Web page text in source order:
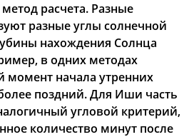
расчета. Разные
разные углы солнечной
нахождения Солнца
в одних методах
момент начала утренних
поздний. Для Иши часть
угловой критерий,
количество минут после